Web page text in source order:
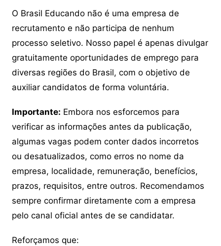
O Brasil Educando não é uma empresa de
recrutamento e não participa de nenhum
processo seletivo. Nosso papel é apenas divulgar
gratuitamente oportunidades de emprego para
diversas regiões do Brasil, com o objetivo de
auxiliar candidatos de forma voluntária.
Importante: Embora nos esforcemos para
verificar as informações antes da publicação,
algumas vagas podem conter dados incorretos
ou desatualizados, como erros no nome da
empresa, localidade, remuneração, benefícios,
prazos, requisitos, entre outros. Recomendamos
sempre confirmar diretamente com a empresa
pelo canal oficial antes de se candidatar.
Reforçamos que: